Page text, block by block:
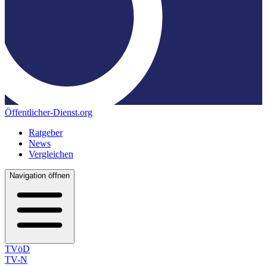
Öffentlicher-Dienst.org
Ratgeber
News
Vergleichen
Navigation öffnen
TVöD
TV-N